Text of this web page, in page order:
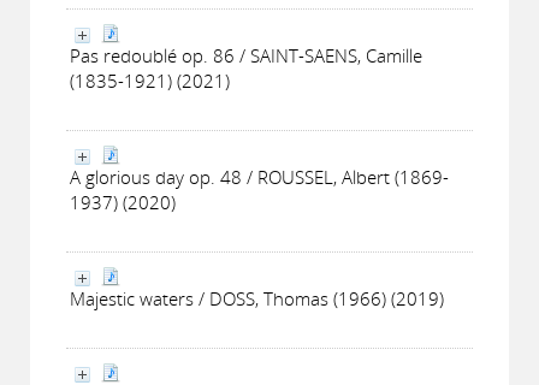
Pas redoublé op. 86 / SAINT-SAENS, Camille
(1835-1921) (2021)
A glorious day op. 48 / ROUSSEL, Albert (1869-
1937) (2020)
Majestic waters / DOSS, Thomas (1966) (2019)